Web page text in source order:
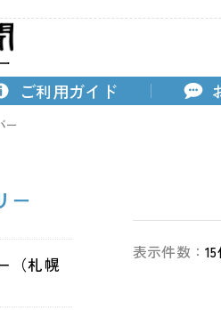
ご利用ガイド
ー
ー
（札幌
表示件数：